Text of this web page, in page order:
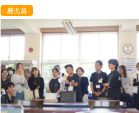
鹿児島